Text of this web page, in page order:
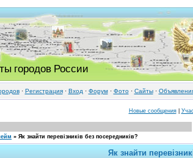
городов России
· Регистрация· Вход · Форум· Фото· Cайты·
Новые сообщения|
» Як знайти перевізників без посередників?
Як знайти